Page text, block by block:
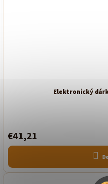
Elektronický
€41,21